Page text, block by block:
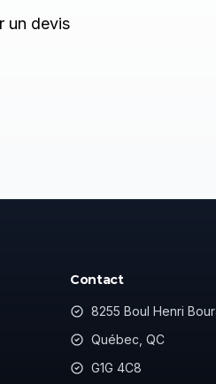
un devis
Contact
8255 Boul Henri
Québec, QC
G1G 4C8